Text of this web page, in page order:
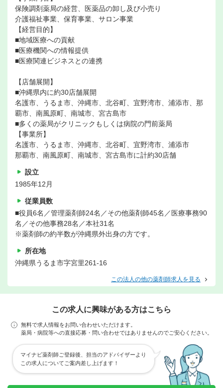
保険調剤薬局の経営、医薬品の卸し及び小売り
介護福祉事業、保育事業、サロン事業
【経営目的】
■地域医療への貢献
■医療機関への情報提供
■医療関連ビジネスとの連携
【店舗展開】
■沖縄県内に約30店舗展開
名護市、うるま市、沖縄市、北谷町、宜野湾市、浦添市、那
覇市、南風原町、南城市、宮古島市
■多くの薬局がクリニックもしくは病院の門前薬局
【事業所】
名護市、うるま市、沖縄市、北谷町、宜野湾市、浦添市
那覇市、南風原町、南城市、宮古島市に計約30店舗
設立
1985年12月
従業員数
■役員6名／管理薬剤師24名／その他薬剤師45名／医療事務90
名／その他事務28名／本社31名
※薬剤師の約半数が沖縄県外出身の方です。
所在地
沖縄県うるま市字宮里261-16
この法人の他の薬剤師求人を見る
この求人に興味がある方はこちら
無料で求人情報をお問い合わせいただけます。
薬局・病院等への直接応募・問い合わせではありませんのでご安心ください。
マイナビ薬剤師ご登録後、担当のアドバイザーより
この求人についてご案内差し上げます！